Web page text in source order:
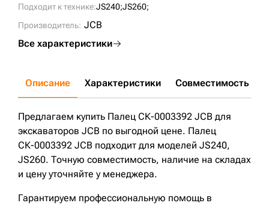
Подходит к технике:JS240;JS260;
Производитель: JCB
Все характеристики
Описание Характеристики Совместимость
Предлагаем купить Палец СК-0003392 JCB для
экскаваторов JCB по выгодной цене. Палец
СК-0003392 JCB подходит для моделей JS240,
JS260. Точную совместимость, наличие на складах
и цену уточняйте у менеджера.
Гарантируем профессиональную помощь в